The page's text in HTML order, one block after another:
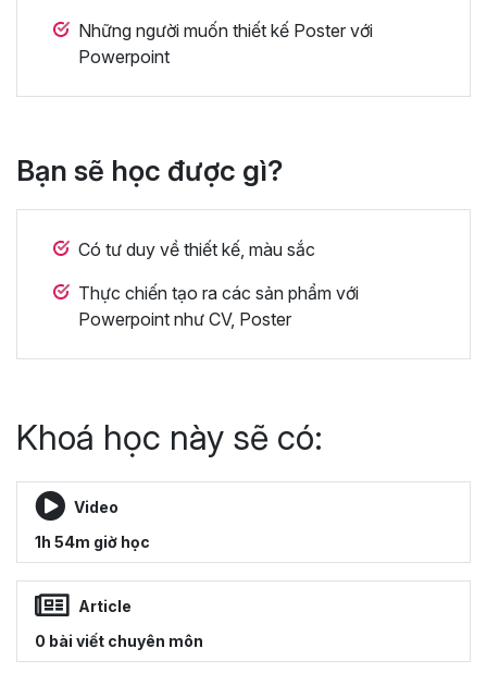
Những người muốn thiết kế Poster với
Powerpoint
Bạn sẽ học được gì?
Có tư duy về thiết kế, màu sắc
Thực chiến tạo ra các sản phẩm với
Powerpoint như CV, Poster
Khoá học này sẽ có:
Video
1h 54m giờ học
Article
0 bài viết chuyên môn